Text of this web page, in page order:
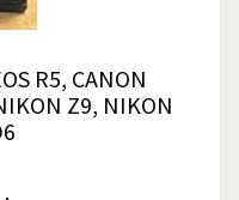
R5, CANON
Z9, NIKON